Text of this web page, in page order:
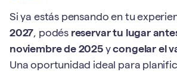
Si ya estás pensando en tu
2027, podés reservar tu lugar
noviembre de 2025ycongelar el
Una oportunidad ideal para